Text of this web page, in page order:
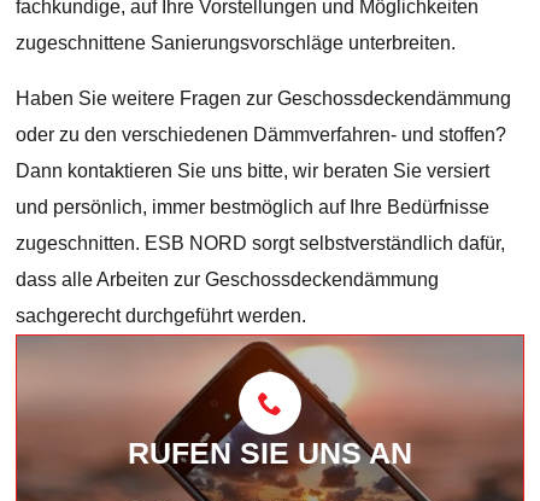
fachkundige, auf Ihre Vorstellungen und Möglichkeiten
zugeschnittene Sanierungsvorschläge unterbreiten.
Haben Sie weitere Fragen zur Geschossdeckendämmung
oder zu den verschiedenen Dämmverfahren- und stoffen?
Dann kontaktieren Sie uns bitte, wir beraten Sie versiert
und persönlich, immer bestmöglich auf Ihre Bedürfnisse
zugeschnitten. ESB NORD sorgt selbstverständlich dafür,
dass alle Arbeiten zur Geschossdeckendämmung
sachgerecht durchgeführt werden.
RUFEN SIE UNS AN